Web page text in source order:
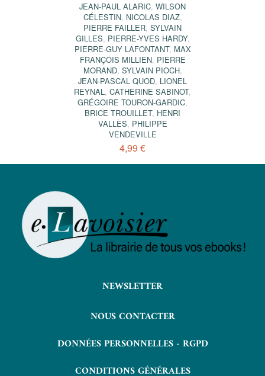
JEAN-PAUL ALARIC, WILSON
CÉLESTIN, NICOLAS DIAZ,
PIERRE FAILLER, SYLVAIN
GILLES, PIERRE-YVES HARDY,
PIERRE-GUY LAFONTANT, MAX
FRANÇOIS MILLIEN, PIERRE
MORAND, SYLVAIN PIOCH,
JEAN-PASCAL QUOD, LIONEL
REYNAL, CATHERINE SABINOT,
GRÉGOIRE TOURON-GARDIC,
BRICE TROUILLET, HENRI
VALLÈS, PHILIPPE
VENDEVILLE
4,99 €
NEWSLETTER
NOUS CONTACTER
DONNÉES PERSONNELLES - RGPD
CONDITIONS GÉNÉRALES